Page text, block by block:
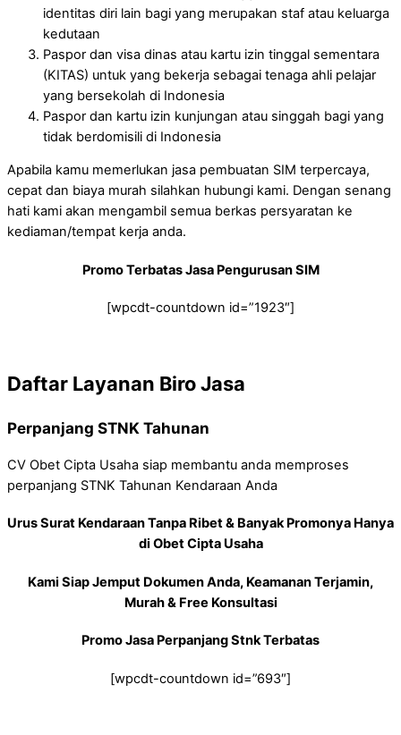
identitas diri lain bagi yang merupakan staf atau keluarga
kedutaan
Paspor dan visa dinas atau kartu izin tinggal sementara
(KITAS) untuk yang bekerja sebagai tenaga ahli pelajar
yang bersekolah di Indonesia
Paspor dan kartu izin kunjungan atau singgah bagi yang
tidak berdomisili di Indonesia
Apabila kamu memerlukan jasa pembuatan SIM terpercaya,
cepat dan biaya murah silahkan hubungi kami. Dengan senang
hati kami akan mengambil semua berkas persyaratan ke
kediaman/tempat kerja anda.
Promo Terbatas Jasa Pengurusan SIM
[wpcdt-countdown id=”1923″]
Daftar Layanan Biro Jasa
Perpanjang STNK Tahunan
CV Obet Cipta Usaha siap membantu anda memproses
perpanjang STNK Tahunan Kendaraan Anda
Urus Surat Kendaraan Tanpa Ribet & Banyak Promonya Hanya
di Obet Cipta Usaha
Kami Siap Jemput Dokumen Anda, Keamanan Terjamin,
Murah & Free Konsultasi
Promo Jasa Perpanjang Stnk Terbatas
[wpcdt-countdown id=”693″]